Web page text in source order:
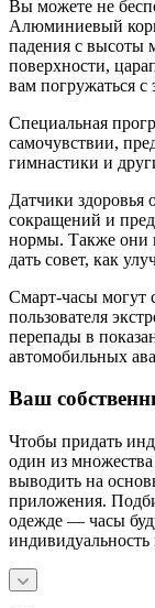
Вы можете не
Алюминиевый
падения с высоты
поверхности,
вам погружаться
Специальная
самочувствии,
гимнастики и
Датчики здоровья
сокращений и
нормы. Также они
дать совет, как
Смарт-часы могут
пользователя
перепады в
автомобильных
Ваш
Чтобы придать
один из
выводить на
приложения.
одежде — часы